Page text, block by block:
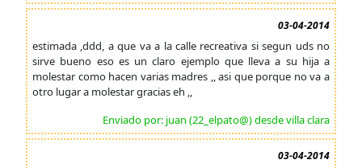
03-04-2014
estimada ,ddd, a que va a la calle recreativa si segun uds no
sirve bueno eso es un claro ejemplo que lleva a su hija a
molestar como hacen varias madres ,, asi que porque no va a
otro lugar a molestar gracias eh ,,
Enviado por: juan (22_elpato@) desde villa clara
03-04-2014